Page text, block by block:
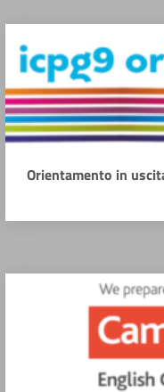
Orientamento in